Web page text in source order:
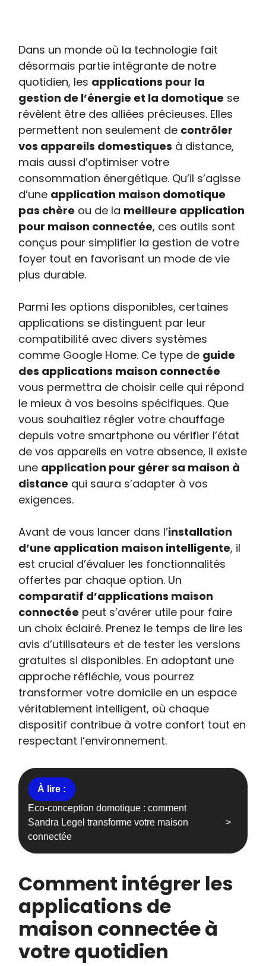
Dans un monde où la technologie fait
désormais partie intégrante de notre
quotidien, les applications pour la
gestion de l’énergie et la domotique se
révèlent être des alliées précieuses. Elles
permettent non seulement de contrôler
vos appareils domestiques à distance,
mais aussi d’optimiser votre
consommation énergétique. Qu’il s’agisse
d’une application maison domotique
pas chère ou de la meilleure application
pour maison connectée, ces outils sont
conçus pour simplifier la gestion de votre
foyer tout en favorisant un mode de vie
plus durable.
Parmi les options disponibles, certaines
applications se distinguent par leur
compatibilité avec divers systèmes
comme Google Home. Ce type de guide
des applications maison connectée
vous permettra de choisir celle qui répond
le mieux à vos besoins spécifiques. Que
vous souhaitiez régler votre chauffage
depuis votre smartphone ou vérifier l’état
de vos appareils en votre absence, il existe
une application pour gérer sa maison à
distance qui saura s’adapter à vos
exigences.
Avant de vous lancer dans l’installation
d’une application maison intelligente, il
est crucial d’évaluer les fonctionnalités
offertes par chaque option. Un
comparatif d’applications maison
connectée peut s’avérer utile pour faire
un choix éclairé. Prenez le temps de lire les
avis d’utilisateurs et de tester les versions
gratuites si disponibles. En adoptant une
approche réfléchie, vous pourrez
transformer votre domicile en un espace
véritablement intelligent, où chaque
dispositif contribue à votre confort tout en
respectant l’environnement.
Eco-conception domotique : comment
Sandra Legel transforme votre maison
connectée
Comment intégrer les
applications de
maison connectée à
votre quotidien